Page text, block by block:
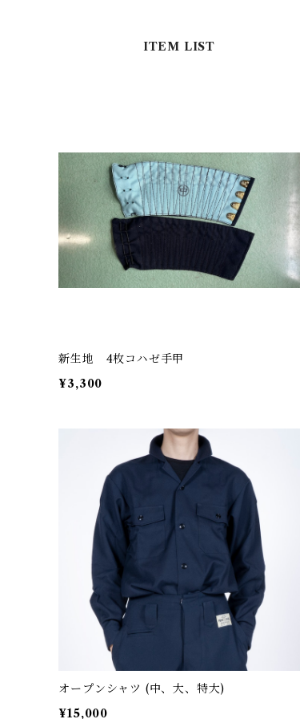
ITEM LIST
新生地 4枚コハゼ手甲
¥3,300
オープンシャツ (中、大、特大)
¥15,000